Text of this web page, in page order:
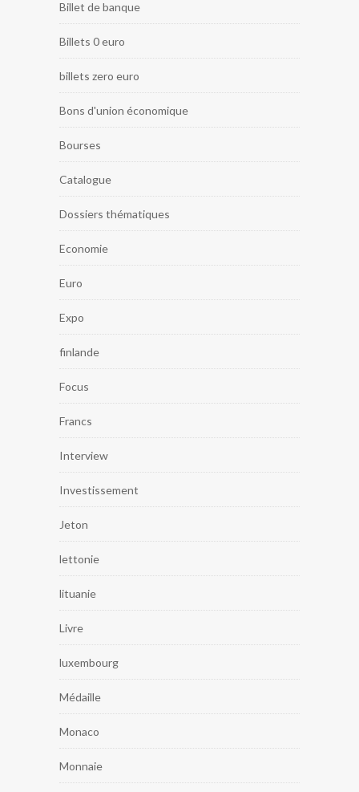
Billet de banque
Billets 0 euro
billets zero euro
Bons d'union économique
Bourses
Catalogue
Dossiers thématiques
Economie
Euro
Expo
finlande
Focus
Francs
Interview
Investissement
Jeton
lettonie
lituanie
Livre
luxembourg
Médaille
Monaco
Monnaie